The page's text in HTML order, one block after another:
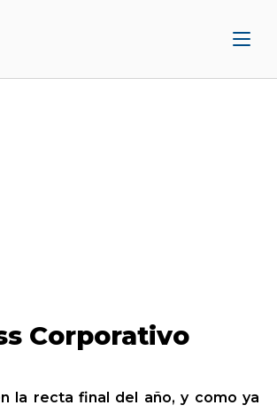
Corporativo
la recta final del año, y como ya